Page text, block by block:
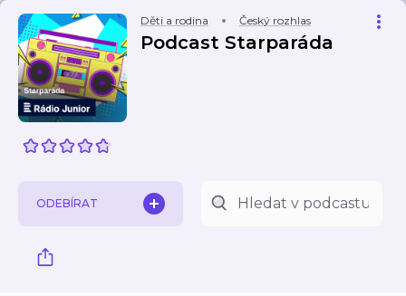
Děti a rodina Český rozhlas
Podcast Starparáda
ODEBÍRAT